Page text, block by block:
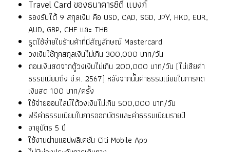
Travel Card ของธนาคารซิตี้ แบงก์
รองรับได้ 9 สกุลเงิน คือ USD, CAD, SGD, JPY, HKD, EUR,
AUD, GBP, CHF และ THB
รูดใช้จ่ายในร้านค้าที่มีสัญลักษณ์ Mastercard
วงเงินใช้ทุกสกุลเงินไม่เกิน 300,000 บาท/วัน
ถอนเงินสดจากตู้วงเงินไม่เกิน 200,000 บาท/วัน (ไม่เสียค่า
ธรรมเนียมถึง มี.ค. 2567) หลังจากนั้นค่าธรรมเนียมในการกด
เงินสด 100 บาท/ครั้ง
ใช้จ่ายออนไลน์ได้วงเงินไม่เกิน 500,000 บาท/วัน
ฟรีค่าธรรมเนียมในการออกบัตรและค่าธรรมเนียมรายปี
อายุบัตร 5 ปี
ใช้งานผ่านแอปพลิเคชัน Citi Mobile App